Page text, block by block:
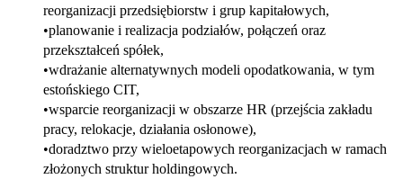
reorganizacji przedsiębiorstw i grup kapitałowych,
planowanie i realizacja podziałów, połączeń oraz
przekształceń spółek,
wdrażanie alternatywnych modeli opodatkowania, w tym
estońskiego CIT,
wsparcie reorganizacji w obszarze HR (przejścia zakładu
pracy, relokacje, działania osłonowe),
doradztwo przy wieloetapowych reorganizacjach w ramach
złożonych struktur holdingowych.